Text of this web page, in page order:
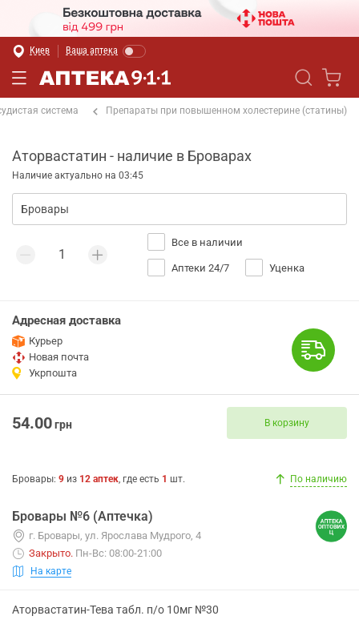
Киев Ваша аптека
система Препараты при повышенном холестерине (статины)
Аторвастатин - наличие в Броварах
Наличие актуально на 03:45
Все в наличии
Аптеки 24/7 Уценка
Адресная доставка
Курьер
Новая почта
Укрпошта
54.00грн В корзину
Бровары: 9 из 12 аптек, где есть 1 шт. По наличию
Бровары №6 (Аптечка)
г. Бровары, ул. Ярослава Мудрого, 4
Закрыто. Пн-Вс: 08:00-21:00
На карте
Аторвастатин-Тева табл. п/о 10мг №30